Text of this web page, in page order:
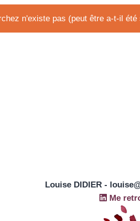
n'existe pas (peut être a-t-il
Louise DIDIER -
Me